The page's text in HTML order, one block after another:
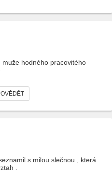
muže hodného pracovitého
s milou slečnou , která
.